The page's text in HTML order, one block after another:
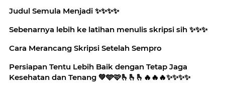
Judul Semula Menjadi ✨️✨️✨️✨️
Sebenarnya lebih ke latihan menulis skripsi sih ✨️✨️✨️
Cara Merancang Skripsi Setelah Sempro
Persiapan Tentu Lebih Baik dengan Tetap Jaga
Kesehatan dan Tenang 💚🩵🩷🫰🫰🫰🔥🔥🔥✨️✨️✨️✨️